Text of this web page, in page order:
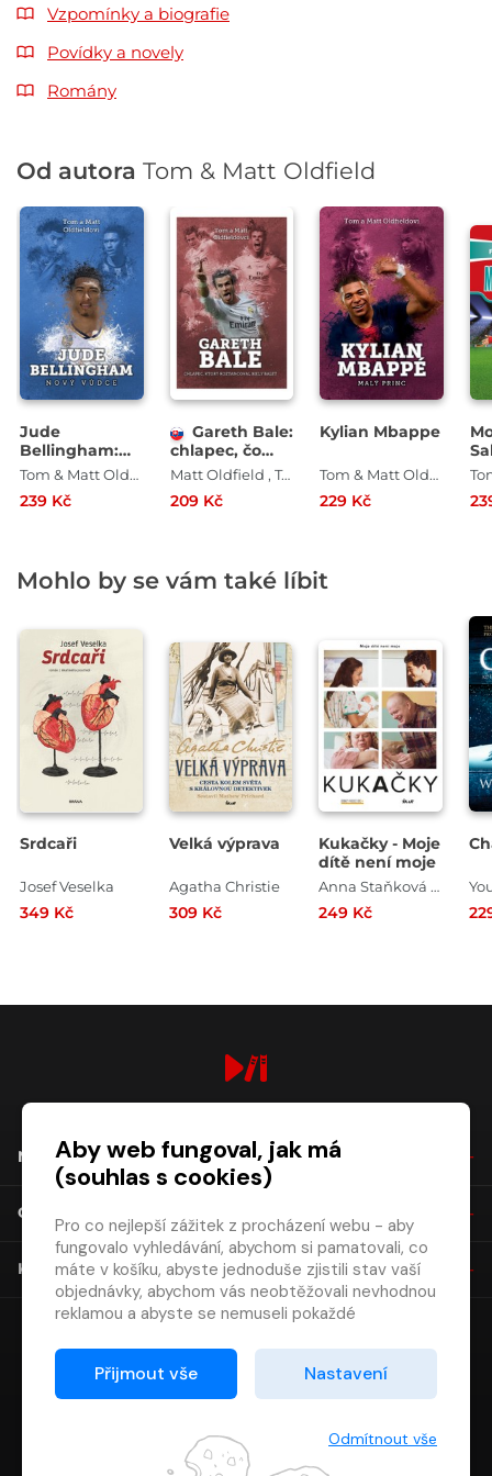
Vzpomínky a biografie
Povídky a novely
Romány
Od autora Tom & Matt Oldfield
Jude
Bellingham:
nový vůdce
Tom & Matt Oldfield
239 Kč
Gareth Bale:
chlapec, čo
roztancoval
Matt Oldfield , Tom Oldfield , Tom & Matt Oldfield
209 Kč
Kylian Mbappe
Tom & Matt Oldfield , Matt Oldfield
229 Kč
Mohlo by se vám také líbit
Srdcaři
Josef Veselka
349 Kč
Velká výprava
Agatha Christie
309 Kč
Kukačky - Moje
dítě není moje
Anna Staňková , Jan Coufal
249 Kč
NÁKUP
O SPOLEČNOSTI
KONTAKT
Aby web fungoval, jak má
(souhlas s cookies)
Pro co nejlepší zážitek z procházení webu - aby
fungovalo vyhledávání, abychom si pamatovali, co
máte v košíku, abyste jednoduše zjistili stav vaší
objednávky, abychom vás neobtěžovali nevhodnou
reklamou a abyste se nemuseli pokaždé
Proto od vás potřebujeme souhlas se
zpracováním souborů cookies
Děkujeme, že nám ho dáte a pomůžete nám tak
Přijmout vše Nastavení
Odmítnout vše